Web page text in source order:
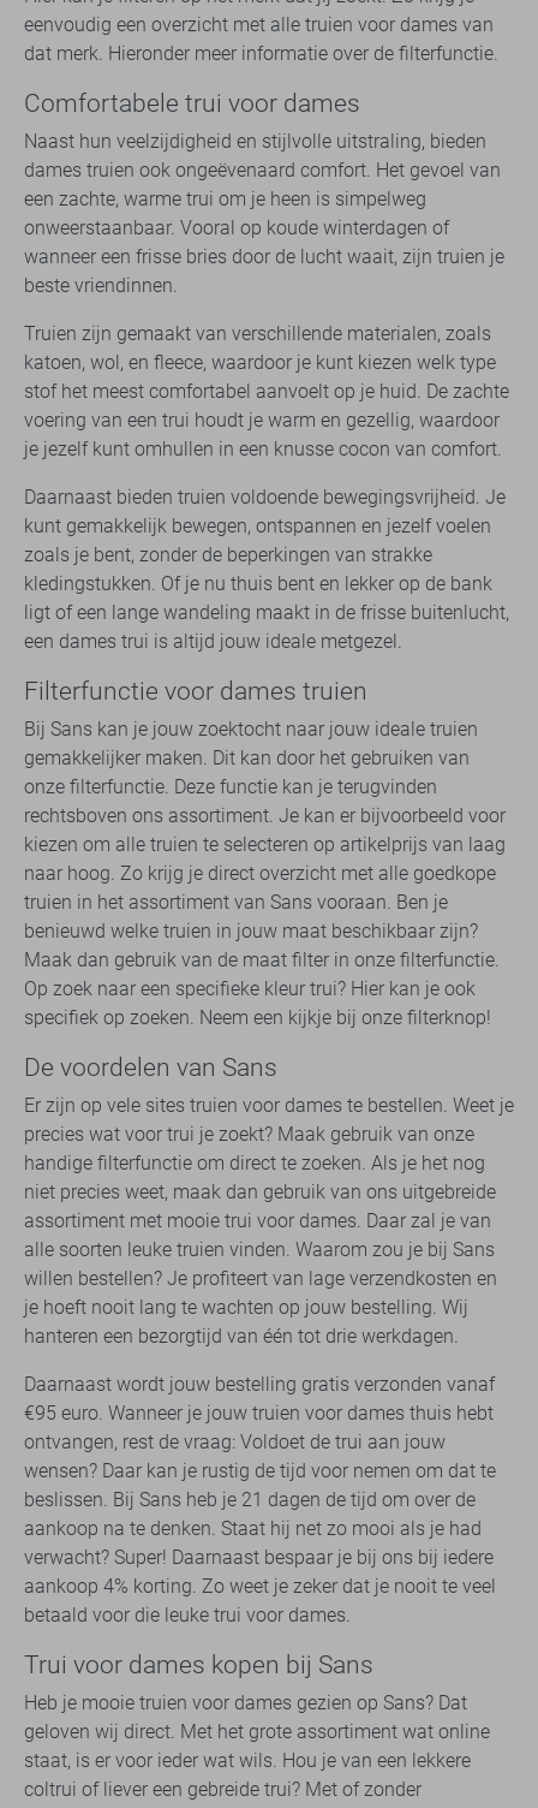
eenvoudig een overzicht met alle truien voor dames van
dat merk. Hieronder meer informatie over de filterfunctie.
Comfortabele trui voor dames
Naast hun veelzijdigheid en stijlvolle uitstraling, bieden
dames truien ook ongeëvenaard comfort. Het gevoel van
een zachte, warme trui om je heen is simpelweg
onweerstaanbaar. Vooral op koude winterdagen of
wanneer een frisse bries door de lucht waait, zijn truien je
beste vriendinnen.
Truien zijn gemaakt van verschillende materialen, zoals
katoen, wol, en fleece, waardoor je kunt kiezen welk type
stof het meest comfortabel aanvoelt op je huid. De zachte
voering van een trui houdt je warm en gezellig, waardoor
je jezelf kunt omhullen in een knusse cocon van comfort.
Daarnaast bieden truien voldoende bewegingsvrijheid. Je
kunt gemakkelijk bewegen, ontspannen en jezelf voelen
zoals je bent, zonder de beperkingen van strakke
kledingstukken. Of je nu thuis bent en lekker op de bank
ligt of een lange wandeling maakt in de frisse buitenlucht,
een dames trui is altijd jouw ideale metgezel.
Filterfunctie voor dames truien
Bij Sans kan je jouw zoektocht naar jouw ideale truien
gemakkelijker maken. Dit kan door het gebruiken van
onze filterfunctie. Deze functie kan je terugvinden
rechtsboven ons assortiment. Je kan er bijvoorbeeld voor
kiezen om alle truien te selecteren op artikelprijs van laag
naar hoog. Zo krijg je direct overzicht met alle goedkope
truien in het assortiment van Sans vooraan. Ben je
benieuwd welke truien in jouw maat beschikbaar zijn?
Maak dan gebruik van de maat filter in onze filterfunctie.
Op zoek naar een specifieke kleur trui? Hier kan je ook
specifiek op zoeken. Neem een kijkje bij onze filterknop!
De voordelen van Sans
Er zijn op vele sites truien voor dames te bestellen. Weet je
precies wat voor trui je zoekt? Maak gebruik van onze
handige filterfunctie om direct te zoeken. Als je het nog
niet precies weet, maak dan gebruik van ons uitgebreide
assortiment met mooie trui voor dames. Daar zal je van
alle soorten leuke truien vinden. Waarom zou je bij Sans
willen bestellen? Je profiteert van lage verzendkosten en
je hoeft nooit lang te wachten op jouw bestelling. Wij
hanteren een bezorgtijd van één tot drie werkdagen.
Daarnaast wordt jouw bestelling gratis verzonden vanaf
€95 euro. Wanneer je jouw truien voor dames thuis hebt
ontvangen, rest de vraag: Voldoet de trui aan jouw
wensen? Daar kan je rustig de tijd voor nemen om dat te
beslissen. Bij Sans heb je 21 dagen de tijd om over de
aankoop na te denken. Staat hij net zo mooi als je had
verwacht? Super! Daarnaast bespaar je bij ons bij iedere
aankoop 4% korting. Zo weet je zeker dat je nooit te veel
betaald voor die leuke trui voor dames.
Trui voor dames kopen bij Sans
Heb je mooie truien voor dames gezien op Sans? Dat
geloven wij direct. Met het grote assortiment wat online
staat, is er voor ieder wat wils. Hou je van een lekkere
coltrui of liever een gebreide trui? Met of zonder